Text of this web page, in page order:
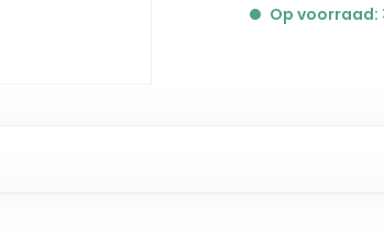
Op voorraad: